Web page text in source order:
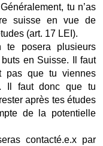
Généralement, tu n’as
suisse en vue de
(art. 17 LEI).
te posera plusieurs
en Suisse. Il faut
pas que tu viennes
Il faut donc que tu
après tes études
de la potentielle
contacté.e.x par